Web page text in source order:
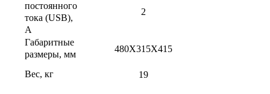
постоянного
тока (USB),
А
2
Габаритные
размеры, мм
480X315X415
Вес, кг 19